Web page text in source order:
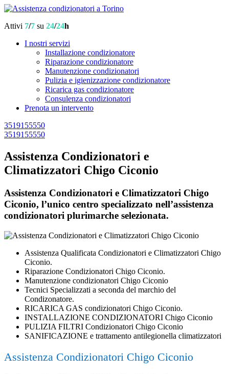
Attivi 7/7 su 24/24h
I nostri servizi
Installazione condizionatore
Riparazione condizionatore
Manutenzione condizionatori
Pulizia e igienizzazione condizionatore
Ricarica gas condizionatore
Consulenza condizionatori
Prenota un intervento
3519155550
3519155550
Assistenza Condizionatori e
Climatizzatori Chigo Ciconio
Assistenza Condizionatori e Climatizzatori Chigo
Ciconio, l’unico centro specializzato nell’assistenza
condizionatori plurimarche selezionata.
Assistenza Qualificata Condizionatori e Climatizzatori Chigo
Ciconio.
Riparazione Condizionatori Chigo Ciconio.
Manutenzione condizionatori Chigo Ciconio
Tecnici Specializzati a seconda del marchio del
Condizonatore.
RICARICA GAS condizionatori Chigo Ciconio.
INSTALLAZIONE CONDIZIONATORI Chigo Ciconio
PULIZIA FILTRI Condizionatori Chigo Ciconio
SANIFICAZIONE e trattamento antilegionella climatizzatori
Assistenza Condizionatori Chigo Ciconio